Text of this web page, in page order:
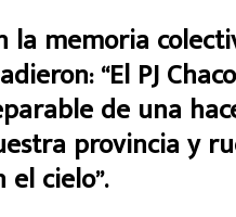
la memoria
“El PJ
de una
provincia y
cielo”.